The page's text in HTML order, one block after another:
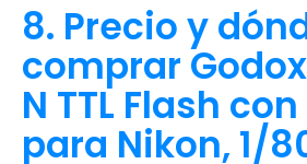
8. Precio y
comprar Godox
N TTL Flash
para Nikon, 1/